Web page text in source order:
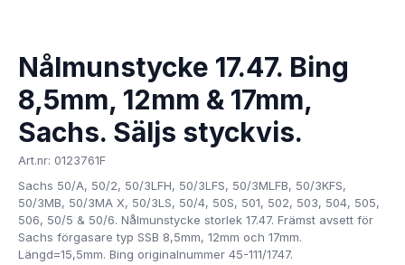
Nålmunstycke 17.47. Bing
8,5mm, 12mm & 17mm,
Sachs. Säljs styckvis.
Art.nr: 0123761F
Sachs 50/A, 50/2, 50/3LFH, 50/3LFS, 50/3MLFB, 50/3KFS,
50/3MB, 50/3MA X, 50/3LS, 50/4, 50S, 501, 502, 503, 504, 505,
506, 50/5 & 50/6. Nålmunstycke storlek 17.47. Främst avsett för
Sachs förgasare typ SSB 8,5mm, 12mm och 17mm.
Längd=15,5mm. Bing originalnummer 45-111/1747.